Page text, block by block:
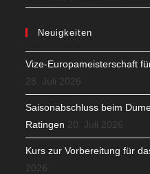
Neuigkeiten
Vize-Europameisterschaft
28. Juli 2026
Saisonabschluss beim
Ratingen 20. Juli 2026
Kurs zur Vorbereitung für
2026